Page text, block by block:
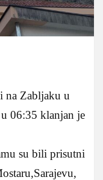
na Zabljaku u
06:35 klanjan je
su bili prisutni